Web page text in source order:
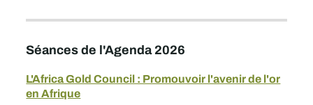
Séances de l'Agenda 2026
L'Africa Gold Council : Promouvoir l'avenir de l'or
en Afrique